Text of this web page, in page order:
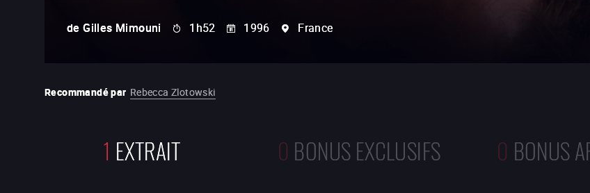
de Gilles Mimouni 1h52 1996 France
Recommandé par Rebecca Zlotowski
1 EXTRAIT 0 BONUS EXCLUSIFS 0 BONUS